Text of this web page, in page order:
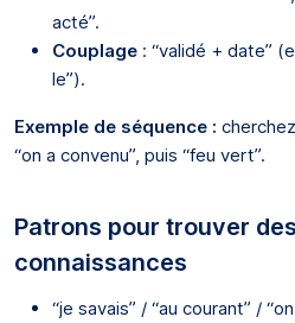
acté”.
Couplage : “validé + date”
le”).
Exemple de séquence :
“on a convenu”, puis “feu vert”.
Patrons pour trouver
connaissances
“je savais” / “au courant” /